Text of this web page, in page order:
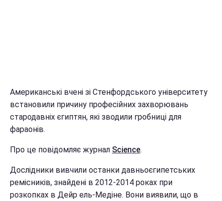
Американські вчені зі Стенфордського університету
встановили причину професійних захворювань
стародавніх єгиптян, які зводили гробниці для
фараонів.
Про це повідомляє журнал Science.
Дослідники вивчили останки давньоєгипетських
ремісників, знайдені в 2012-2014 роках при
розкопках в Дейр ель-Медіне. Вони виявили, що в